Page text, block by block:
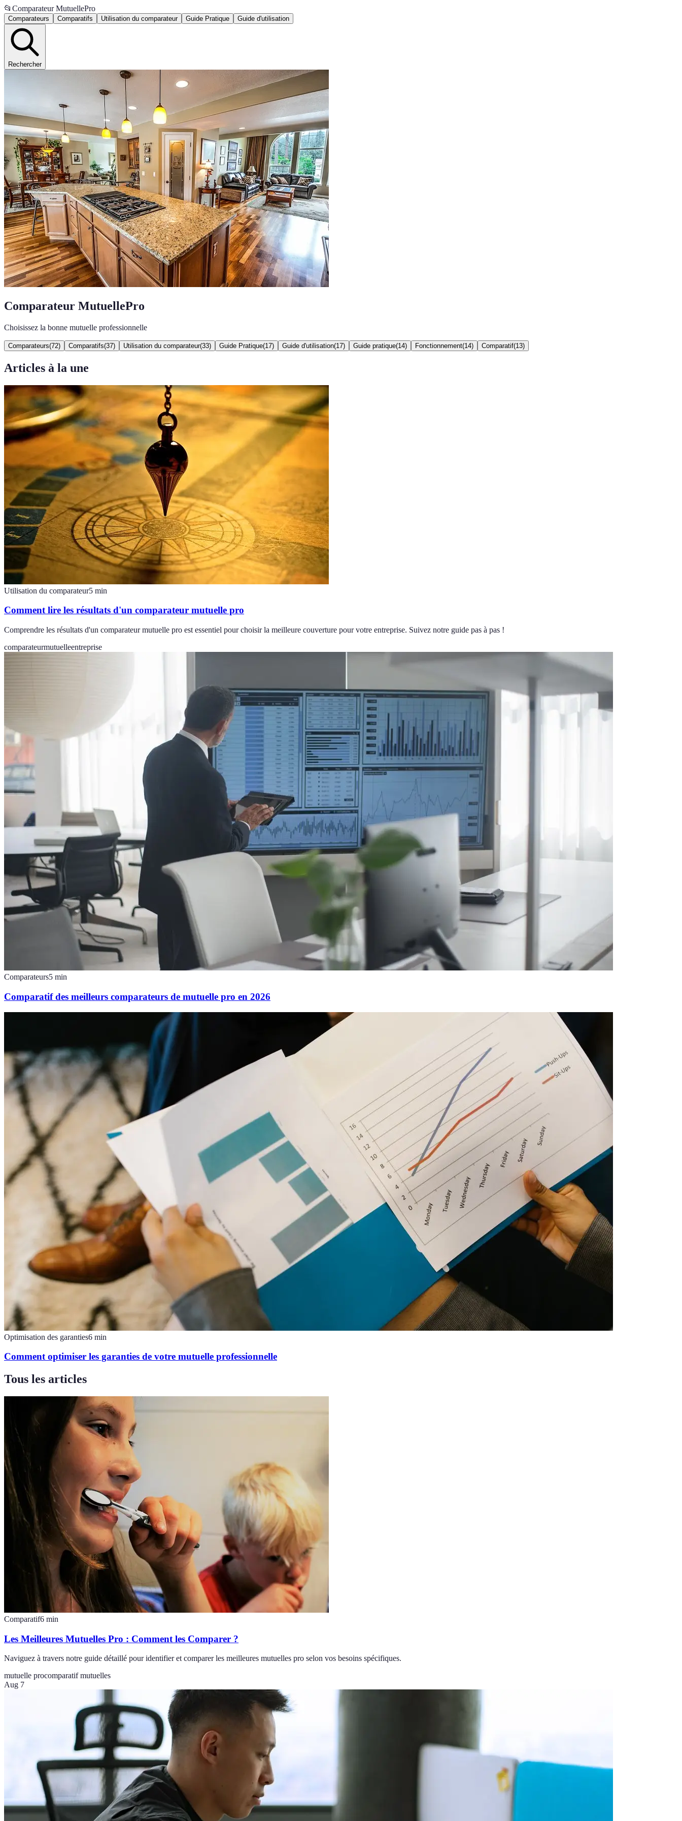
📂 Comparateur MutuellePro
Comparateurs Comparatifs Utilisation du comparateur Guide Pratique Guide d'utilisation
Rechercher
Comparateur MutuellePro
Choisissez la bonne mutuelle professionnelle
Comparateurs(72) Comparatifs(37) Utilisation du comparateur(33) Guide Pratique(17) Guide d'utilisation(17) Guide pratique(14) Fonctionnement(14) Comparatif(13)
Articles à la une
Utilisation du comparateur5 min
Comment lire les résultats d'un comparateur mutuelle pro
Comprendre les résultats d'un comparateur mutuelle pro est essentiel pour choisir la meilleure couverture pour votre entreprise. Suivez notre guide pas à pas !
comparateurmutuelleentreprise
Comparateurs5 min
Comparatif des meilleurs comparateurs de mutuelle pro en 2026
Optimisation des garanties6 min
Comment optimiser les garanties de votre mutuelle professionnelle
Tous les articles
Comparatif6 min
Les Meilleures Mutuelles Pro : Comment les Comparer ?
Naviguez à travers notre guide détaillé pour identifier et comparer les meilleures mutuelles pro selon vos besoins spécifiques.
mutuelle procomparatif mutuelles
Aug 7